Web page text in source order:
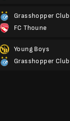
Grasshopper
FC Thoune
Young Boys
Grasshopper